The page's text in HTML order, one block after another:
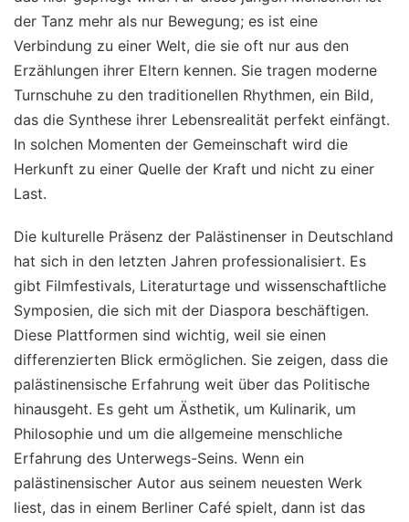
der Tanz mehr als nur Bewegung; es ist eine
Verbindung zu einer Welt, die sie oft nur aus den
Erzählungen ihrer Eltern kennen. Sie tragen moderne
Turnschuhe zu den traditionellen Rhythmen, ein Bild,
das die Synthese ihrer Lebensrealität perfekt einfängt.
In solchen Momenten der Gemeinschaft wird die
Herkunft zu einer Quelle der Kraft und nicht zu einer
Last.
Die kulturelle Präsenz der Palästinenser in Deutschland
hat sich in den letzten Jahren professionalisiert. Es
gibt Filmfestivals, Literaturtage und wissenschaftliche
Symposien, die sich mit der Diaspora beschäftigen.
Diese Plattformen sind wichtig, weil sie einen
differenzierten Blick ermöglichen. Sie zeigen, dass die
palästinensische Erfahrung weit über das Politische
hinausgeht. Es geht um Ästhetik, um Kulinarik, um
Philosophie und um die allgemeine menschliche
Erfahrung des Unterwegs-Seins. Wenn ein
palästinensischer Autor aus seinem neuesten Werk
liest, das in einem Berliner Café spielt, dann ist das